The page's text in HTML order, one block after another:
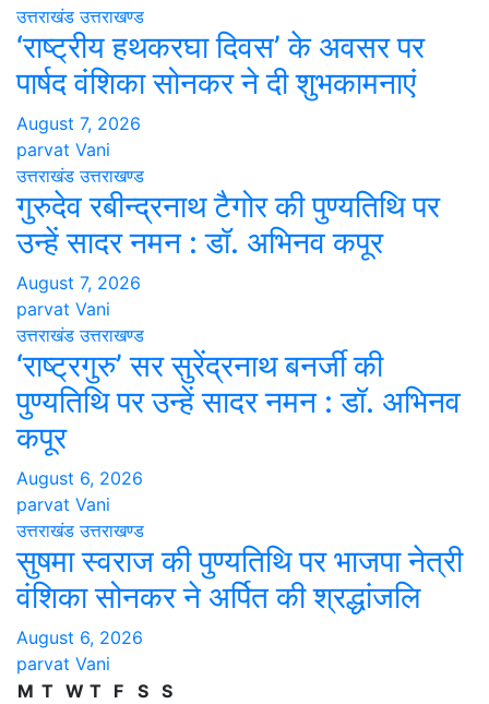
उत्तराखंड उत्तराखण्ड
‘राष्ट्रीय हथकरघा दिवस’ के अवसर पर
पार्षद वंशिका सोनकर ने दी शुभकामनाएं
August 7, 2026
parvat Vani
उत्तराखंड उत्तराखण्ड
गुरुदेव रबीन्द्रनाथ टैगोर की पुण्यतिथि पर
उन्हें सादर नमन : डॉ. अभिनव कपूर
August 7, 2026
parvat Vani
उत्तराखंड उत्तराखण्ड
‘राष्ट्रगुरु’ सर सुरेंद्रनाथ बनर्जी की
पुण्यतिथि पर उन्हें सादर नमन : डॉ. अभिनव
कपूर
August 6, 2026
parvat Vani
उत्तराखंड उत्तराखण्ड
सुषमा स्वराज की पुण्यतिथि पर भाजपा नेत्री
वंशिका सोनकर ने अर्पित की श्रद्धांजलि
August 6, 2026
parvat Vani
M T W T F S S